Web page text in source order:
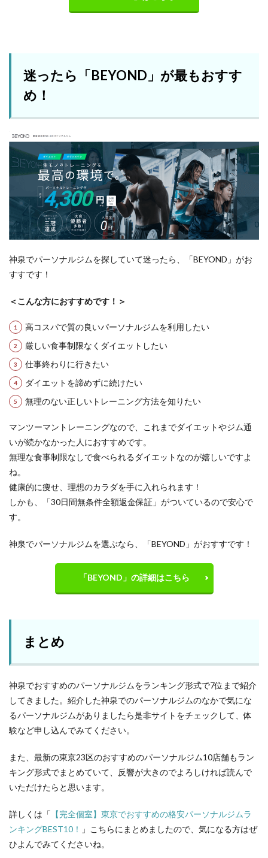
迷ったら「BEYOND」が最もおすす
め！
神泉でパーソナルジムを探していて迷ったら、「BEYOND」がお
すすです！
＜こんな方におすすめです！＞
高コスパで質の良いパーソナルジムを利用したい
厳しい食事制限なくダイエットしたい
仕事終わりに行きたい
ダイエットを諦めずに続けたい
無理のない正しいトレーニング方法を知りたい
マンツーマントレーニングなので、これまでダイエットやジム通
いが続かなかった人におすすめです。
無理な食事制限なしで食べられるダイエットなのが嬉しいですよ
ね。
健康的に痩せ、理想のカラダを手に入れられます！
しかも、「30日間無条件全額返金保証」がついているので安心で
す。
神泉でパーソナルジムを選ぶなら、「BEYOND」がおすすです！
「BEYOND」の詳細はこちら
まとめ
神泉でおすすめのパーソナルジムをランキング形式で7位まで紹介
してきました。紹介した神泉でのパーソナルジムのなかで気にな
るパーソナルジムがありましたら是非サイトをチェックして、体
験など申し込んでみてください。
また、最新の東京23区のおすすめのパーソナルジム10店舗もラン
キング形式でまとめていて、反響が大きのでよろしければ読んで
いただけたらと思います。
詳しくは「 【完全個室】東京でおすすめの格安パーソナルジムラ
ンキングBEST10！
」こちらにまとめましたので、気になる方はぜ
ひよんでみてくださいね。